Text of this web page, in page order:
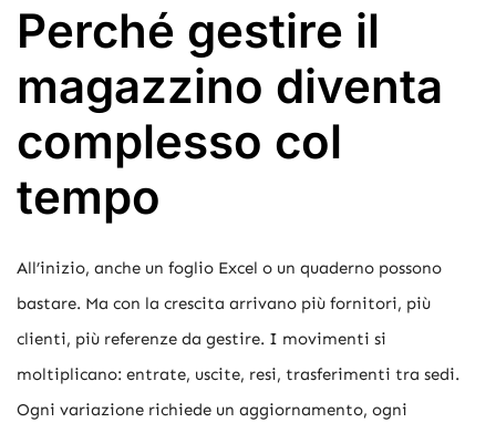
Perché gestire il
magazzino diventa
complesso col
tempo
All’inizio, anche un foglio Excel o un quaderno possono
bastare. Ma con la crescita arrivano più fornitori, più
clienti, più referenze da gestire. I movimenti si
moltiplicano: entrate, uscite, resi, trasferimenti tra sedi.
Ogni variazione richiede un aggiornamento, ogni